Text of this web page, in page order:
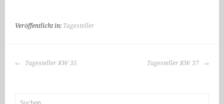
Veröffentlicht in: Tagesteller
BEITRAGS-
Tagesteller KW 35 Tagesteller KW 37
Suchen